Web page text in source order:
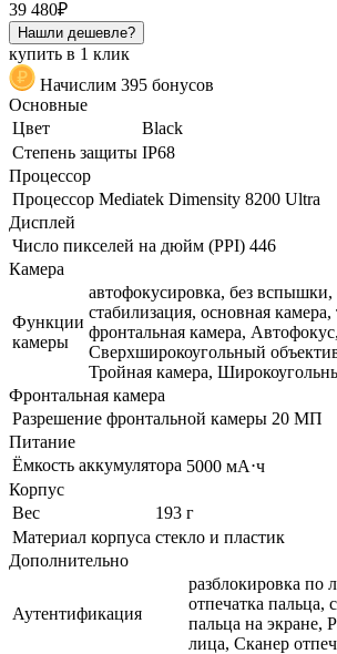
39 480₽
Нашли дешевле?
купить в 1 клик
Начислим 395 бонусов
Основные
Цвет
Black
Степень защиты IP68
Процессор
Процессор Mediatek Dimensity 8200 Ultra
Дисплей
Число пикселей на дюйм (PPI) 446
Камера
Функции
камеры
автофокусировка, без вспышки,
стабилизация, основная
фронтальная камера,
Сверхширокоугольный
Тройная камера,
Фронтальная камера
Разрешение фронтальной камеры 20 МП
Питание
Ёмкость аккумулятора 5000 мА⋅ч
Корпус
Вес
193 г
Материал корпуса стекло и пластик
Дополнительно
Аутентификация
разблокировка по
отпечатка пальца,
пальца на экране,
лица, Сканер